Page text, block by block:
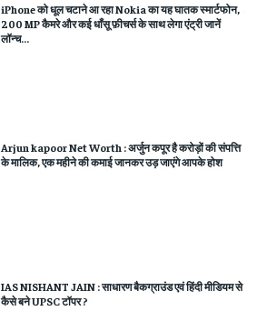
iPhone को धूल चटाने आ रहा Nokia का यह घातक स्मार्टफोन,
200 MP कैमरे और कई धाँसू फ़ीचर्स के साथ लेगा एंट्री जानें
लॉन्च...
Arjun kapoor Net Worth : अर्जुन कपूर है करोड़ों की संपत्ति
के मालिक, एक महीने की कमाई जानकर उड़ जाएंगे आपके होश
IAS NISHANT JAIN : साधारण बैकग्राउंड एवं हिंदी मीडियम से
कैसे बने UPSC टॉपर ?